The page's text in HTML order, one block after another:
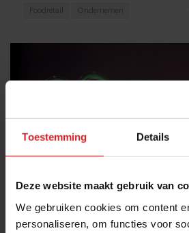
Toestemming Details
Deze website maakt gebruik van
We gebruiken cookies om content
personaliseren, om functies voor
Foodretail Ondernemen